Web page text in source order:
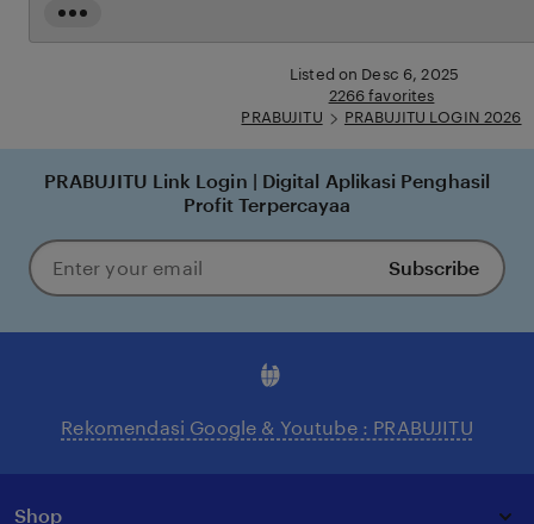
Read
the
ketentuan yang berlaku.
Listed on Desc 6, 2025
2266 favorites
PRABUJITU
PRABUJITU LOGIN 2026
PRABUJITU Link Login | Digital Aplikasi Penghasil
Profit Terpercayaa
Enter
your
Subscribe
Rekomendasi Google & Youtube : PRABUJITU
Shop